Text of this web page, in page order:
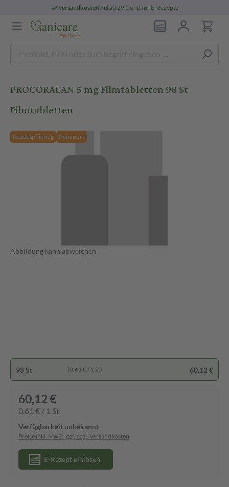
versandkostenfreiab 29 € und für E-Rezepte
PROCORALAN 5 mg Filmtabletten 98 St
Filmtabletten
Rezeptpflichtig Reimport
Abbildung kann abweichen
98 St (0,61 € / 1 St) 60,12 €
60,12 €
0,61 € / 1 St
Verfügbarkeit unbekannt
Preise inkl. MwSt. ggf. zzgl. Versandkosten
E-Rezept einlösen